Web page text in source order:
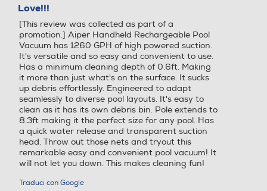
5
stelle.
Love!!!
[This review was collected as part of a
promotion.] Aiper Handheld Rechargeable Pool
Vacuum has 1260 GPH of high powered suction.
It's versatile and so easy and convenient to use.
Has a minimum cleaning depth of 0.6ft. Making
it more than just what's on the surface. It sucks
up debris effortlessly. Engineered to adapt
seamlessly to diverse pool layouts. It's easy to
clean as it has its own debris bin. Pole extends to
8.3ft making it the perfect size for any pool. Has
a quick water release and transparent suction
head. Throw out those nets and tryout this
remarkable easy and convenient pool vacuum! It
will not let you down. This makes cleaning fun!
Traduci con Google